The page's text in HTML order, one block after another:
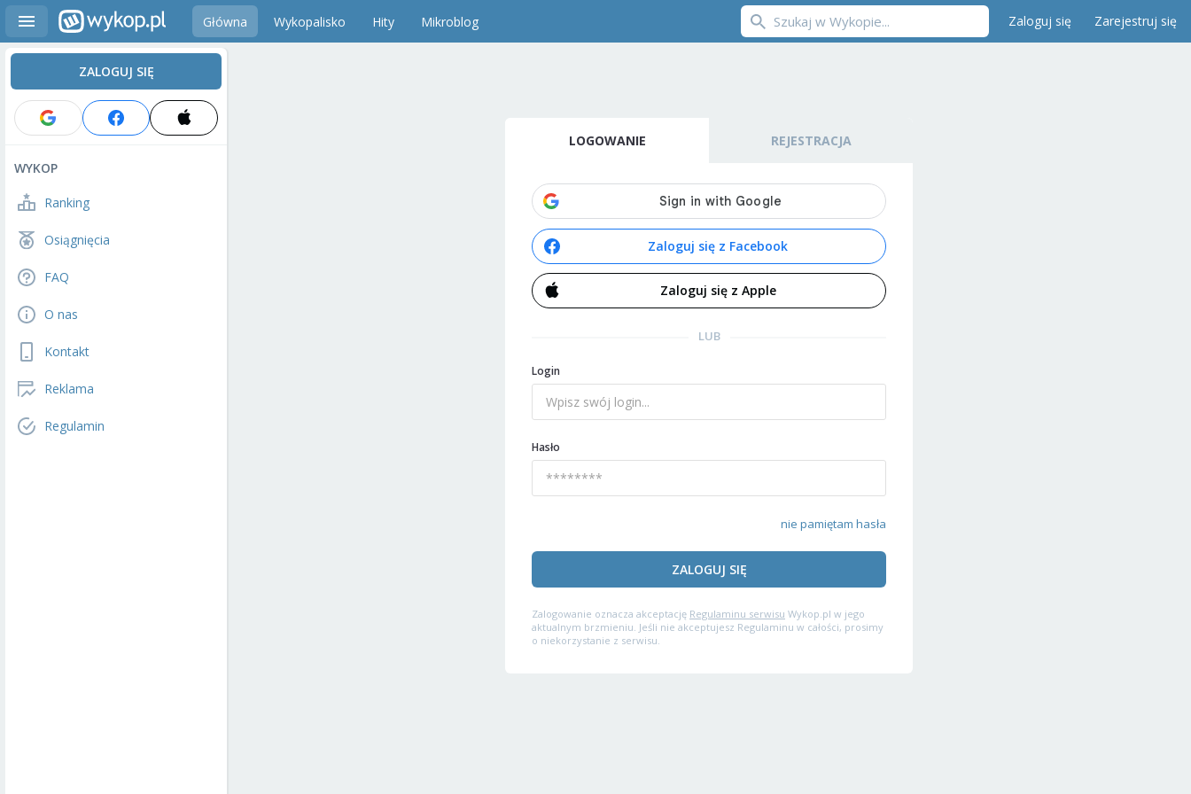
Główna Wykopalisko Hity Mikroblog Zaloguj się Zarejestruj się
ZALOGUJ SIĘ
WYKOP
Ranking
Osiągnięcia
FAQ
O nas
Kontakt
Reklama
Regulamin
LOGOWANIE REJESTRACJA
Zaloguj się z Facebook
Zaloguj się z Apple
LUB
Login
Hasło
nie pamiętam hasła
ZALOGUJ SIĘ
Zalogowanie oznacza akceptację Regulaminu serwisu Wykop.pl w jego
aktualnym brzmieniu. Jeśli nie akceptujesz Regulaminu w całości, prosimy
o niekorzystanie z serwisu.